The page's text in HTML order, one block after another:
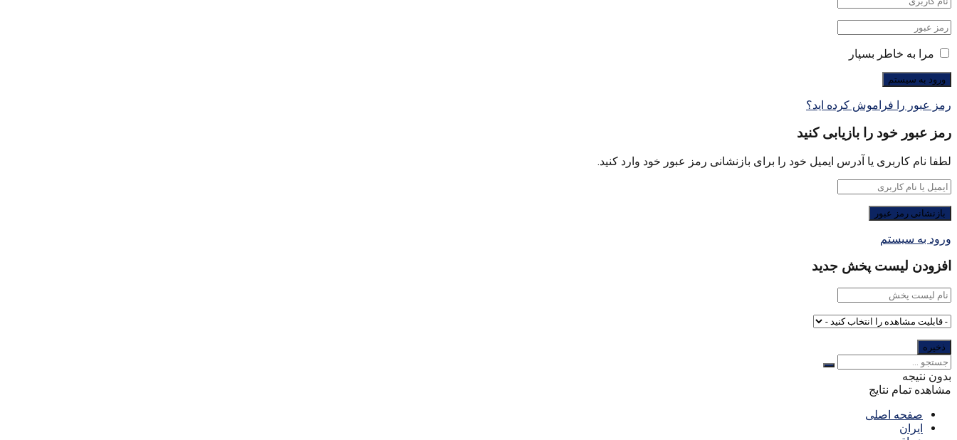
مرا به خاطر بسپار
رمز عبور را فراموش کرده اید؟
رمز عبور خود را بازیابی کنید
لطفا نام کاربری یا آدرس ایمیل خود را برای بازنشانی رمز عبور خود وارد کنید.
ورود به سیستم
افزودن لیست پخش جدید
بدون نتیجه
مشاهده تمام نتایج
صفحه اصلی
ایران